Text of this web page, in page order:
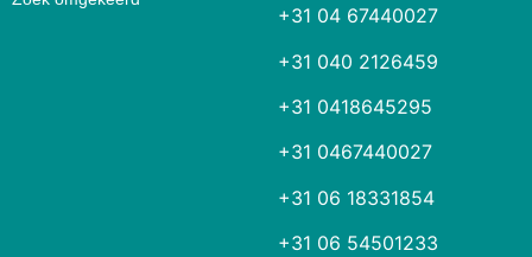
+31 04 67440027
+31 040 2126459
+31 0418645295
+31 0467440027
+31 06 18331854
+31 06 54501233